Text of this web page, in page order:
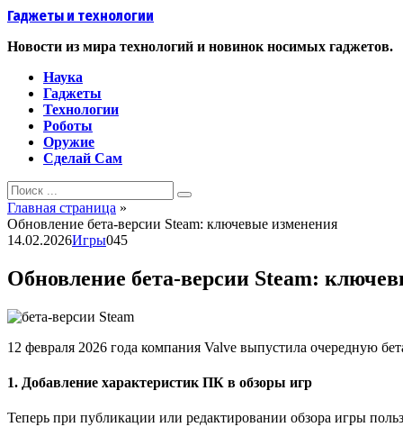
Перейти
контенту
Гаджеты и технологии
Новости из мира технологий и новинок носимых гаджетов.
Наука
Гаджеты
Технологии
Роботы
Оружие
Сделай Сам
Search
for:
Главная страница »
Обновление бета‑версии Steam: ключевые изменения
14.02.2026Игры045
Обновление бета‑версии Steam:
12 февраля 2026 года компания Valve выпустила очередную
1. Добавление характеристик ПК в обзоры игр
Теперь при публикации или редактировании обзора игры